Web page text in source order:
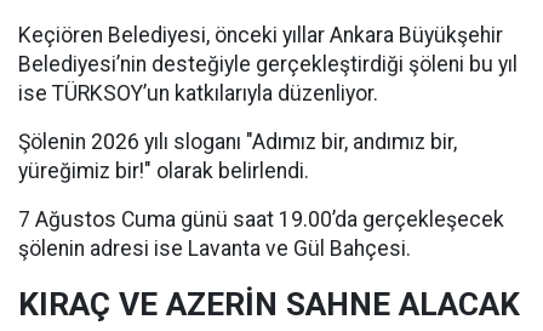
Keçiören Belediyesi, önceki yıllar Ankara Büyükşehir
Belediyesi’nin desteğiyle gerçekleştirdiği şöleni bu yıl
ise TÜRKSOY’un katkılarıyla düzenliyor.
Şölenin 2026 yılı sloganı "Adımız bir, andımız bir,
yüreğimiz bir!" olarak belirlendi.
7 Ağustos Cuma günü saat 19.00’da gerçekleşecek
şölenin adresi ise Lavanta ve Gül Bahçesi.
KIRAÇ VE AZERİN SAHNE ALACAK